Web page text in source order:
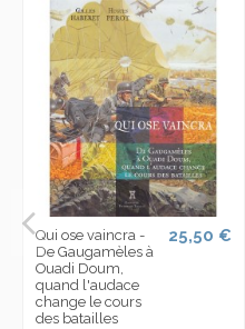
Qui ose vaincra -
De Gaugamèles à
Ouadi Doum,
quand l'audace
change le cours
des batailles
25,50 €